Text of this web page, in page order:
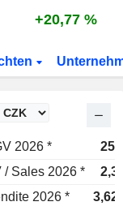
+20,77 %
2026 *
/ Sales 2026 *
2026 * 3,62